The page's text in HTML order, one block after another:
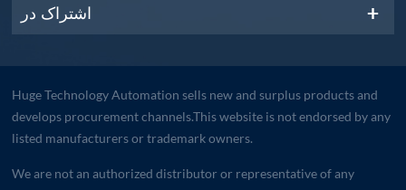
اشتراک در
Huge Technology Automation sells new and surplus products and
develops procurement channels.This website is not endorsed by any
listed manufacturers or trademark owners.
We are not an authorized distributor or representative of any